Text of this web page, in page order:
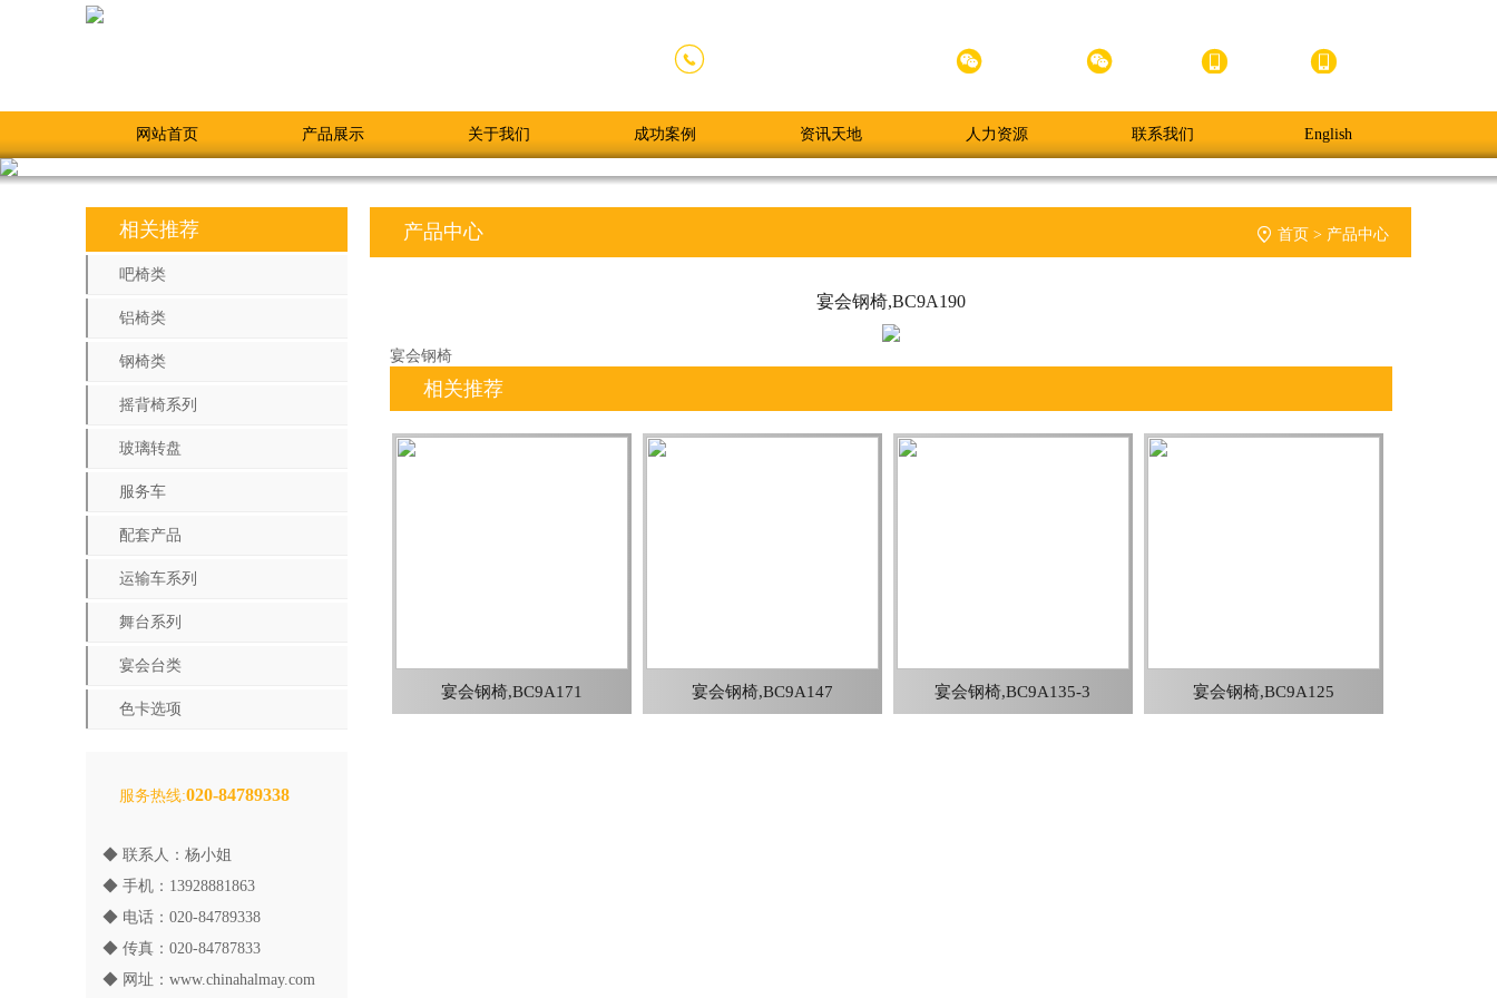
全国服务热线：    
网站首页 产品展示 关于我们 成功案例 资讯天地 人力资源 联系我们 English
相关推荐
吧椅类
铝椅类
钢椅类
摇背椅系列
玻璃转盘
服务车
配套产品
运输车系列
舞台系列
宴会台类
色卡选项
服务热线:020-84789338
◆ 联系人：杨小姐
◆ 手机：13928881863
◆ 电话：020-84789338
◆ 传真：020-84787833
◆ 网址： www.chinahalmay.com
产品中心  首页 > 产品中心
宴会钢椅,BC9A190
宴会钢椅
相关推荐
宴会钢椅,BC9A171 宴会钢椅,BC9A147 宴会钢椅,BC9A135-3 宴会钢椅,BC9A125